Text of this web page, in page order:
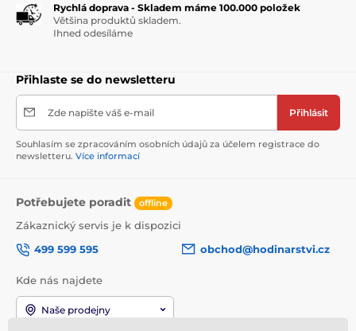
Rychlá doprava - Skladem máme 100.000 položek
Většina produktů skladem.
Ihned odesíláme
Přihlaste se do newsletteru
Zde napište váš e-mail Přihlásit
Souhlasím se zpracováním osobních údajů za účelem registrace do
newsletteru. Více informací
Potřebujete poradit offline
Zákaznický servis je k dispozici
499 599 595
obchod@hodinarstvi.cz
Kde nás najdete
Naše prodejny